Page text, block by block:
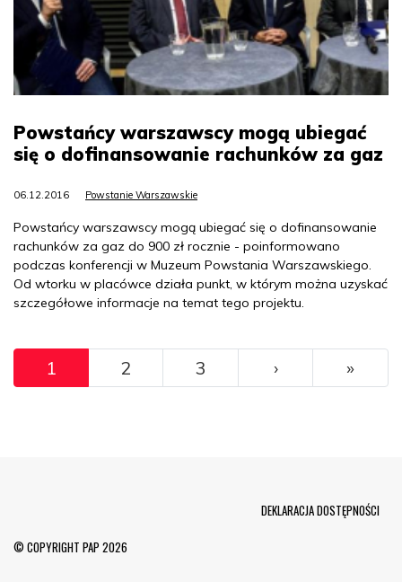
Powstańcy warszawscy mogą ubiegać
się o dofinansowanie rachunków za gaz
06.12.2016 Powstanie Warszawskie
Powstańcy warszawscy mogą ubiegać się o dofinansowanie
rachunków za gaz do 900 zł rocznie - poinformowano
podczas konferencji w Muzeum Powstania Warszawskiego.
Od wtorku w placówce działa punkt, w którym można uzyskać
szczegółowe informacje na temat tego projektu.
Pagination
1 2 3 ››› »
© COPYRIGHT PAP 2026
DEKLARACJA DOSTĘPNOŚCI